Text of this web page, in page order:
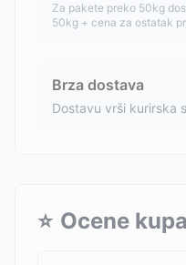
Za pakete preko 50kg
50kg + cena za ostatak
Brza dostava
Dostavu vrši kurirska
⭐ Ocene